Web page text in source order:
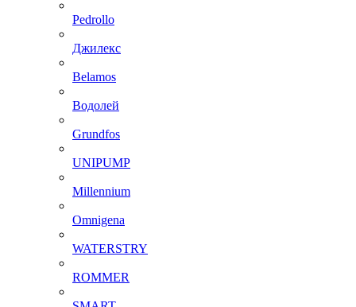
Pedrollo
Джилекс
Belamos
Водолей
Grundfos
UNIPUMP
Millennium
Omnigena
WATERSTRY
ROMMER